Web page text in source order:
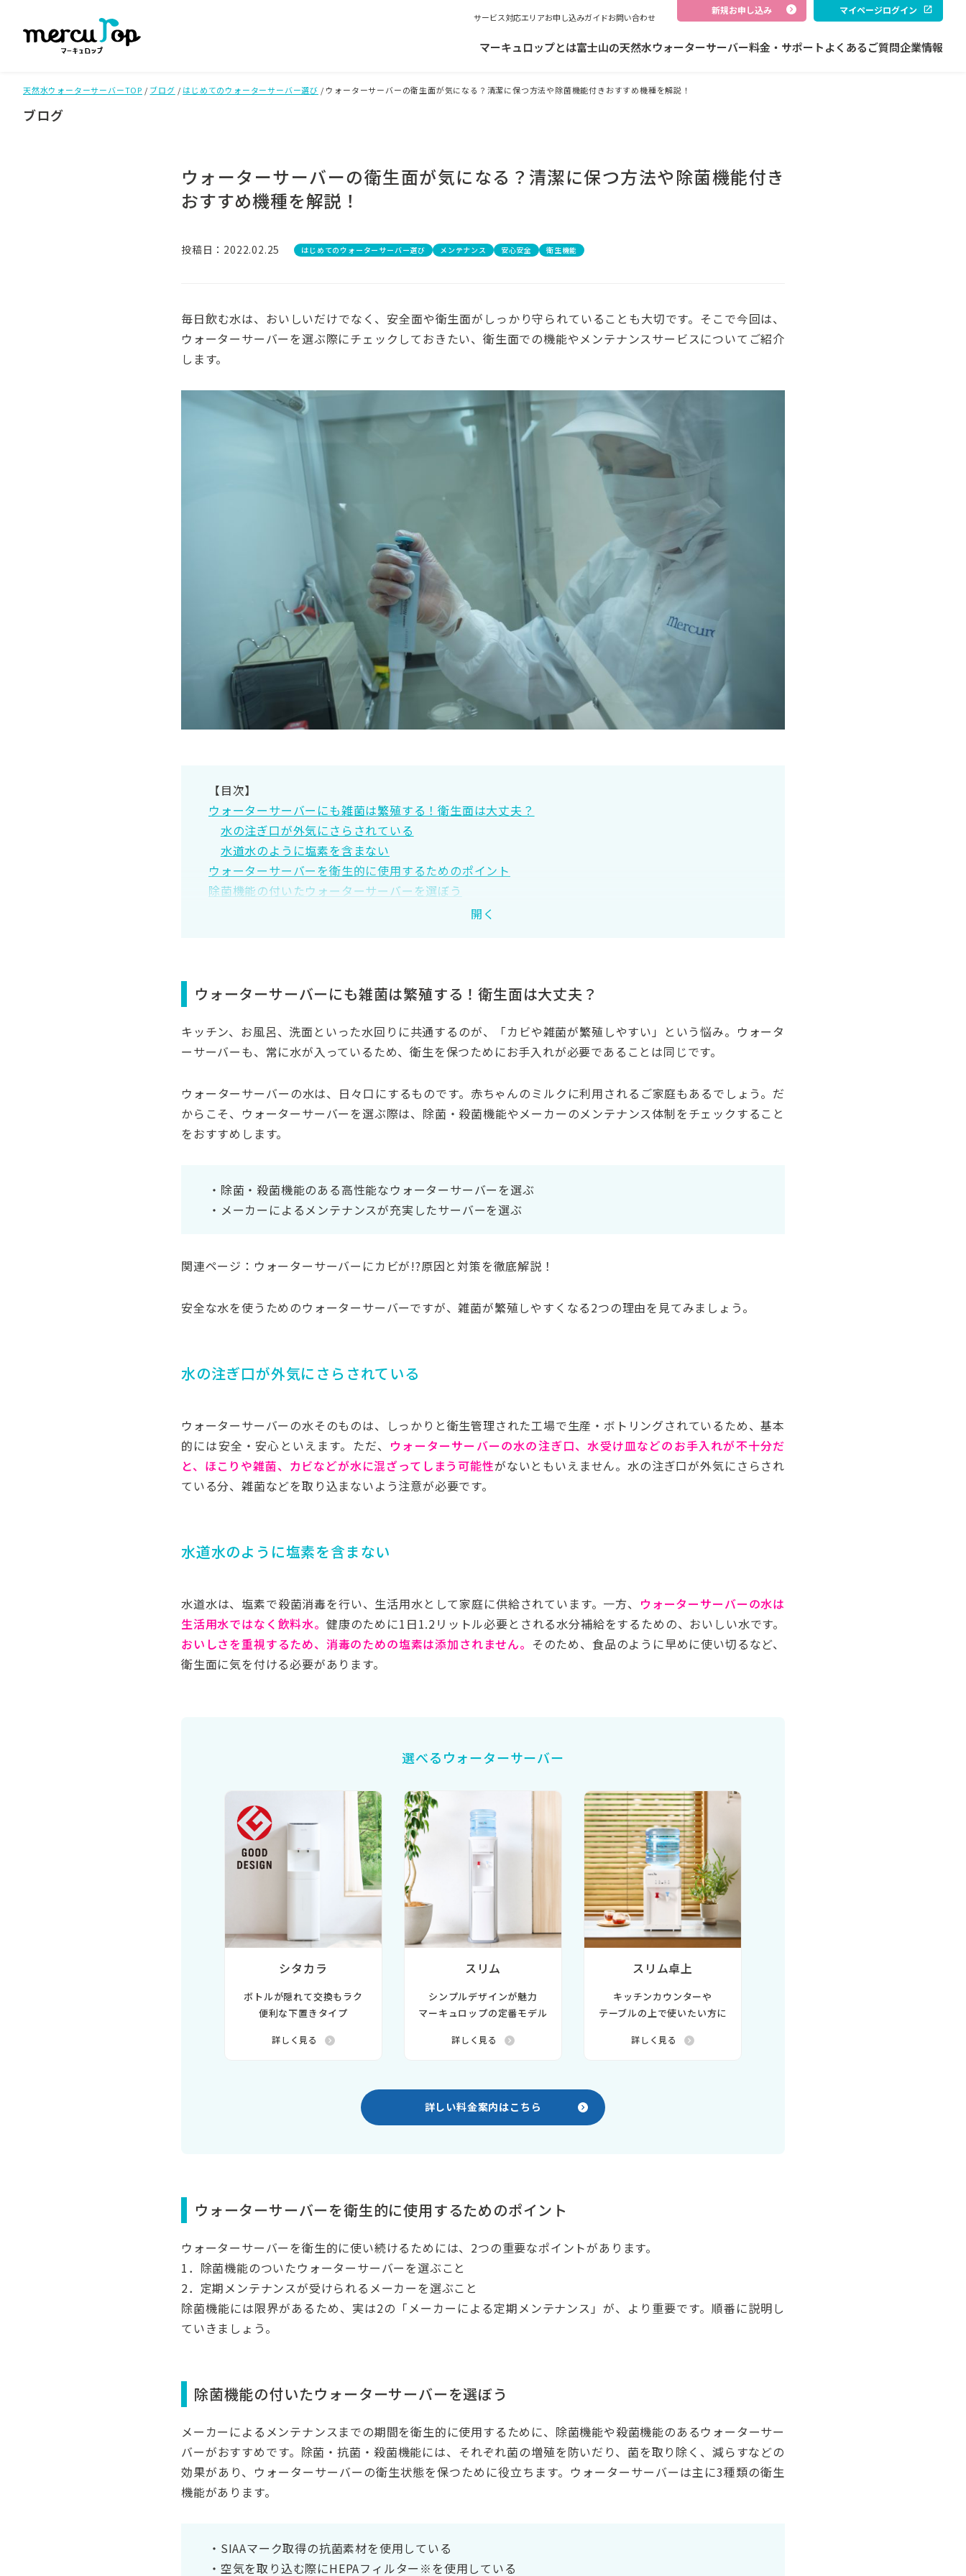
サービス対応エリアお申し込みガイドお問い合わせ
新規お申し込み マイページログイン
マーキュロップとは富士山の天然水ウォーターサーバー料金・サポートよくあるご質問企業情報
天然水ウォーターサーバーTOP / ブログ / はじめてのウォーターサーバー選び / ウォーターサーバーの衛生面が気になる？清潔に保つ方法や除菌機能付きおすすめ機種を解説！
ブログ
ウォーターサーバーの衛生面が気になる？清潔に保つ方法や除菌機能付き
おすすめ機種を解説！
投稿日：2022.02.25 はじめてのウォーターサーバー選び メンテナンス 安心安全 衛生機能
毎日飲む水は、おいしいだけでなく、安全面や衛生面がしっかり守られていることも大切です。そこで今回は、
ウォーターサーバーを選ぶ際にチェックしておきたい、衛生面での機能やメンテナンスサービスについてご紹介
します。
【目次】
開く
ウォーターサーバーにも雑菌は繁殖する！衛生面は大丈夫？
水の注ぎ口が外気にさらされている
水道水のように塩素を含まない
ウォーターサーバーを衛生的に使用するためのポイント
除菌機能の付いたウォーターサーバーを選ぼう
一つは「訪問タイプ」
年に1度を基準に本体を交換。だから、おいしくて安全・安心
不具合にはメンテナンス時期を問わずに対応
ウォーターサーバーにも雑菌は繁殖する！衛生面は大丈夫？
キッチン、お風呂、洗面といった水回りに共通するのが、「カビや雑菌が繁殖しやすい」という悩み。ウォータ
ーサーバーも、常に水が入っているため、衛生を保つためにお手入れが必要であることは同じです。
ウォーターサーバーの水は、日々口にするものです。赤ちゃんのミルクに利用されるご家庭もあるでしょう。だ
からこそ、ウォーターサーバーを選ぶ際は、除菌・殺菌機能やメーカーのメンテナンス体制をチェックすること
をおすすめします。
・除菌・殺菌機能のある高性能なウォーターサーバーを選ぶ
・メーカーによるメンテナンスが充実したサーバーを選ぶ
関連ページ： ウォーターサーバーにカビが!?原因と対策を徹底解説！
安全な水を使うためのウォーターサーバーですが、雑菌が繁殖しやすくなる2つの理由を見てみましょう。
水の注ぎ口が外気にさらされている
ウォーターサーバーの水そのものは、しっかりと衛生管理された工場で生産・ボトリングされているため、基本
的には安全・安心といえます。ただ、 ウォーターサーバーの水の注ぎ口、水受け皿などのお手入れが不十分だ
と、ほこりや雑菌、カビなどが水に混ざってしまう可能性がないともいえません。水の注ぎ口が外気にさらされ
ている分、雑菌などを取り込まないよう注意が必要です。
水道水のように塩素を含まない
水道水は、塩素で殺菌消毒を行い、生活用水として家庭に供給されています。一方、 ウォーターサーバーの水は
生活用水ではなく飲料水。 健康のために1日1.2リットル必要とされる水分補給をするための、おいしい水です。
おいしさを重視するため、消毒のための塩素は添加されません。 そのため、食品のように早めに使い切るなど、
衛生面に気を付ける必要があります。
選べるウォーターサーバー
シタカラ
ボトルが隠れて交換もラク
便利な下置きタイプ
詳しく見る
スリム
シンプルデザインが魅力
マーキュロップの定番モデル
詳しく見る
スリム卓上
キッチンカウンターや
テーブルの上で使いたい方に
詳しく見る
詳しい料金案内はこちら
ウォーターサーバーを衛生的に使用するためのポイント
ウォーターサーバーを衛生的に使い続けるためには、2つの重要なポイントがあります。
1．除菌機能のついたウォーターサーバーを選ぶこと
2．定期メンテナンスが受けられるメーカーを選ぶこと
除菌機能には限界があるため、実は2の「メーカーによる定期メンテナンス」が、より重要です。順番に説明し
ていきましょう。
除菌機能の付いたウォーターサーバーを選ぼう
メーカーによるメンテナンスまでの期間を衛生的に使用するために、除菌機能や殺菌機能のあるウォーターサー
バーがおすすめです。除菌・抗菌・殺菌機能には、それぞれ菌の増殖を防いだり、菌を取り除く、減らすなどの
効果があり、ウォーターサーバーの衛生状態を保つために役立ちます。ウォーターサーバーは主に3種類の衛生
機能があります。
・SIAAマーク取得の抗菌素材を使用している
・空気を取り込む際にHEPAフィルター※を使用している